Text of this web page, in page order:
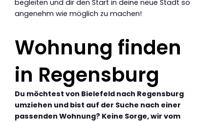
begleiten und dir den Start in deine neue Stadt so
angenehm wie möglich zu machen!
Wohnung finden
in Regensburg
Du möchtest von Bielefeld nach Regensburg
umziehen und bist auf der Suche nach einer
passenden Wohnung? Keine Sorge, wir vom